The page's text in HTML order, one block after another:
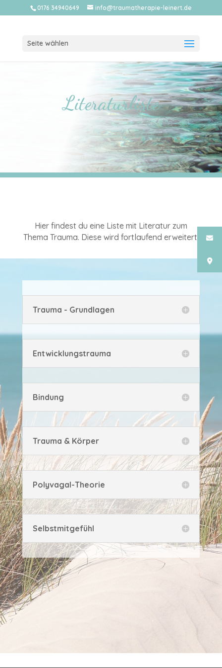
0176 34940649 info@traumatherapie-leinert.de
Seite wählen
Literaturliste
Hier findest du eine Liste mit Literatur zum
Thema Trauma. Diese wird fortlaufend erweitert.
Trauma - Grundlagen
Entwicklungstrauma
Bindung
Trauma & Körper
Polyvagal-Theorie
Selbstmitgefühl